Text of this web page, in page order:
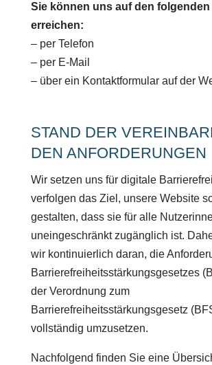
Sie können uns auf den folgenden
erreichen:
– per Telefon
– per E-Mail
– über ein Kontaktformular auf der
STAND DER
DEN ANFORDERUNGEN
Wir setzen uns für digitale
verfolgen das Ziel, unsere Website
gestalten, dass sie für alle
uneingeschränkt zugänglich ist.
wir kontinuierlich daran, die
Barrierefreiheitsstärkungsgesetzes
der Verordnung zum
Barrierefreiheitsstärkungsgesetz
vollständig umzusetzen.
Nachfolgend finden Sie eine